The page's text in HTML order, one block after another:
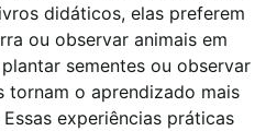
didáticos, elas preferem
ou observar animais em
sementes ou observar
tornam o aprendizado mais
experiências práticas